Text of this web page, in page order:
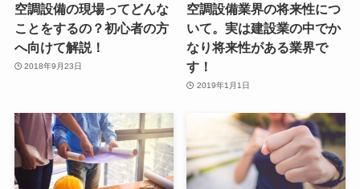
空調設備の現場ってどんな
ことをするの？初心者の方
へ向けて解説！
2018年9月23日
空調設備業界の将来性につ
いて。実は建設業の中でか
なり将来性がある業界で
す！
2019年1月1日